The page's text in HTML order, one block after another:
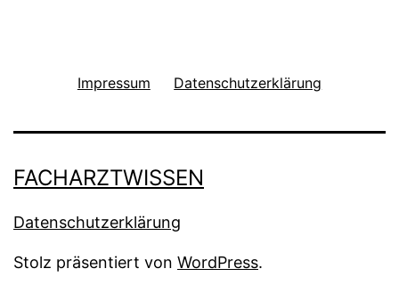
Impressum Datenschutzerklärung
FACHARZTWISSEN
Datenschutzerklärung
Stolz präsentiert von WordPress.